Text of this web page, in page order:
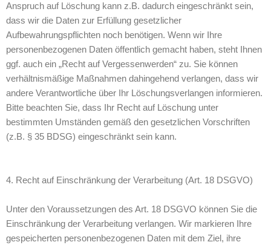
Anspruch auf Löschung kann z.B. dadurch eingeschränkt sein,
dass wir die Daten zur Erfüllung gesetzlicher
Aufbewahrungspflichten noch benötigen. Wenn wir Ihre
personenbezogenen Daten öffentlich gemacht haben, steht Ihnen
ggf. auch ein „Recht auf Vergessenwerden“ zu. Sie können
verhältnismäßige Maßnahmen dahingehend verlangen, dass wir
andere Verantwortliche über Ihr Löschungsverlangen informieren.
Bitte beachten Sie, dass Ihr Recht auf Löschung unter
bestimmten Umständen gemäß den gesetzlichen Vorschriften
(z.B. § 35 BDSG) eingeschränkt sein kann.
4. Recht auf Einschränkung der Verarbeitung (Art. 18 DSGVO)
Unter den Voraussetzungen des Art. 18 DSGVO können Sie die
Einschränkung der Verarbeitung verlangen. Wir markieren Ihre
gespeicherten personenbezogenen Daten mit dem Ziel, ihre